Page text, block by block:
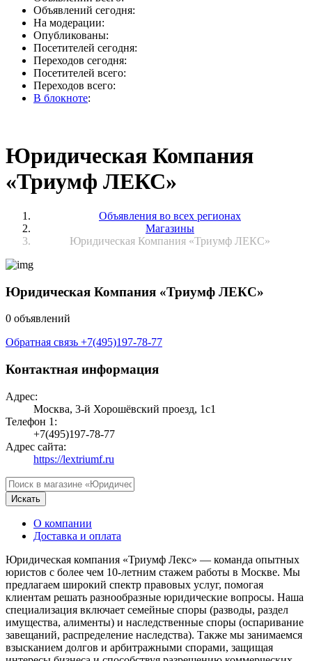
Объявлений сегодня:
На модерации:
Опубликованы:
Посетителей сегодня:
Переходов сегодня:
Посетителей всего:
Переходов всего:
В блокноте:
Юридическая Компания
«Триумф ЛЕКС»
Объявления во всех регионах
Магазины
Юридическая Компания «Триумф ЛЕКС»
Юридическая Компания «Триумф ЛЕКС»
0 объявлений
Обратная связь +7(495)197-78-77
Контактная информация
Адрес:
Москва, 3-й Хорошёвский проезд, 1с1
Телефон 1:
+7(495)197-78-77
Адрес сайта:
https://lextriumf.ru
Искать
О компании
Доставка и оплата
Юридическая компания «Триумф Лекс» — команда опытных
юристов с более чем 10-летним стажем работы в Москве. Мы
предлагаем широкий спектр правовых услуг, помогая
клиентам решать разнообразные юридические вопросы. Наша
специализация включает семейные споры (разводы, раздел
имущества, алименты) и наследственные споры (оспаривание
завещаний, распределение наследства). Также мы занимаемся
взысканием долгов и арбитражными спорами, защищая